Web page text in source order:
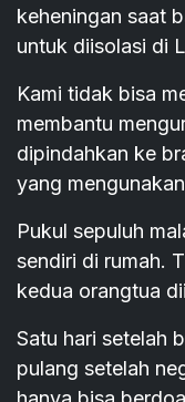
keheningan saat
untuk diisolasi di
Kami tidak bisa
membantu
dipindahkan ke
yang
Pukul sepuluh
sendiri di rumah.
kedua orangtua
Satu hari setelah
pulang setelah